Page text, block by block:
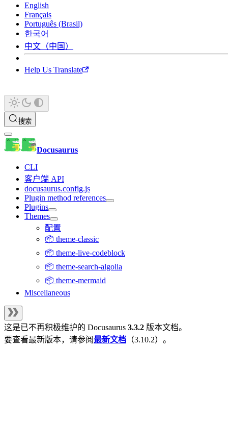
English
Français
Português (Brasil)
한국어
中文（中国）
Help Us Translate
搜索
Docusaurus
CLI
客户端 API
docusaurus.config.js
Plugin method references
Plugins
Themes
配置
📦 theme-classic
📦 theme-live-codeblock
📦 theme-search-algolia
📦 theme-mermaid
Miscellaneous
这是已不再积极维护的 Docusaurus 3.3.2 版本文档。
要查看最新版本，请参阅最新文档 （3.10.2）。